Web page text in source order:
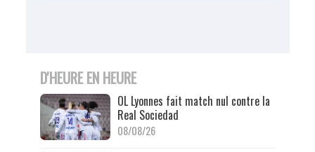
D'HEURE EN HEURE
OL Lyonnes fait match nul contre la
Real Sociedad
08/08/26